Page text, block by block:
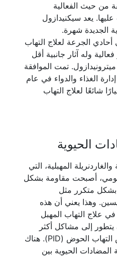
من حيث الفعالية
يعد سيكنيدازول
الجديدة شهرة.
الجرعة لعلاج التهاب
وله آثار جانبية أقل
تمت الموافقة
الغذاء والدواء في عام
شائعًا لعلاج التهاب
الحيوية
المهبلية، التي
أصبحت مقاومة بشكل
بشكل متكرر مثل
وهذا يعني أن هذه
علاج التهاب المهبل
إلى مشاكل أكثر
خطورة، بما في ذلك مرض التهاب الحوض (PID). هناك
الحيوية بين